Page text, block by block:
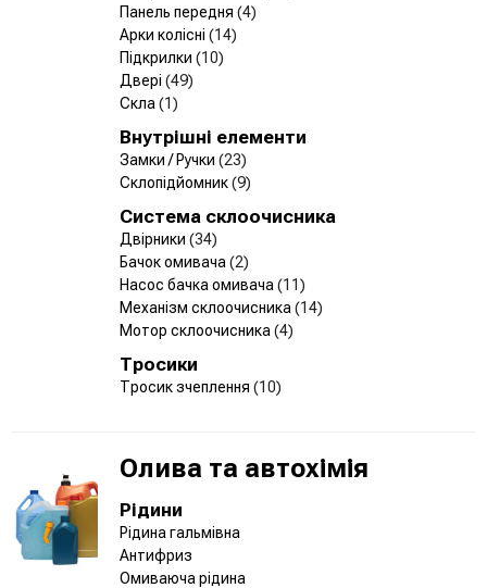
Панель передня (4)
Арки колісні (14)
Підкрилки (10)
Двері (49)
Скла (1)
Внутрішні елементи
Замки / Ручки (23)
Склопідйомник(9)
Система склоочисника
Двірники (34)
Бачок омивача (2)
Насос бачка омивача (11)
Механізм склоочисника (14)
Мотор склоочисника (4)
Тросики
Тросик зчеплення (10)
Олива та автохімія
Рідини
Рідина гальмівна
Антифриз
Омиваюча рідина